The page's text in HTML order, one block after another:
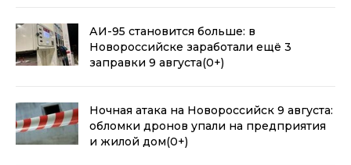
АИ-95 становится больше: в
Новороссийске заработали ещё 3
заправки 9 августа(0+)
Ночная атака на Новороссийск 9 августа:
обломки дронов упали на предприятия
и жилой дом(0+)